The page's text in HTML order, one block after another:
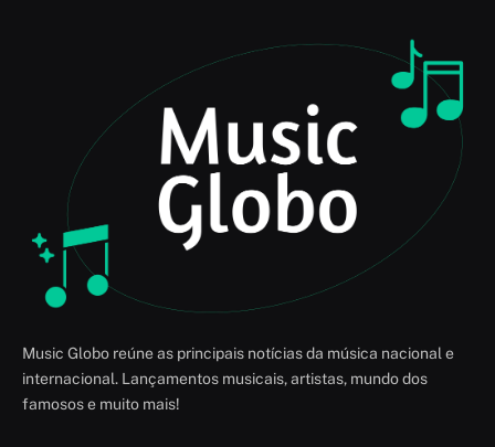
Music Globo reúne as principais notícias da música nacional e
internacional. Lançamentos musicais, artistas, mundo dos
famosos e muito mais!